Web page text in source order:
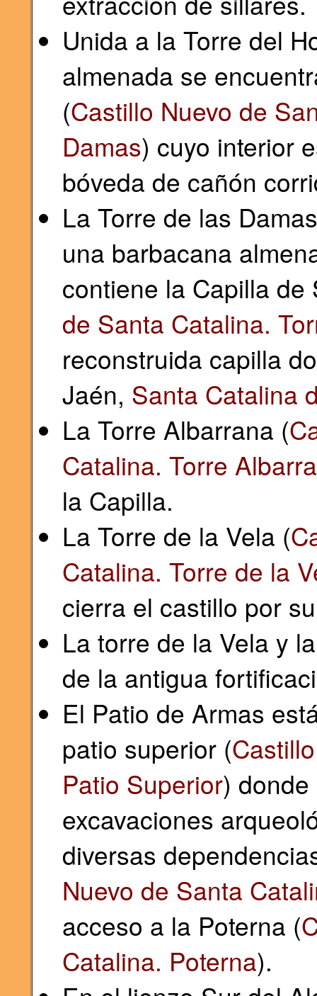
Unida a la Torre del
almenada se
(Castillo Nuevo de
Damas) cuyo interior
bóveda de cañón
La Torre de las
una barbacana
contiene la Capilla de
de Santa Catalina.
reconstruida capilla
Jaén, Santa Catalina
La Torre Albarrana (
Catalina. Torre
la Capilla.
La Torre de la Vela (
Catalina. Torre de la
cierra el castillo por
La torre de la Vela y
de la antigua
El Patio de Armas
patio superior (
Patio Superior)
excavaciones
diversas
Nuevo de Santa
acceso a la Poterna (
Catalina. Poterna).